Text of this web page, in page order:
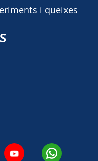
i queixes